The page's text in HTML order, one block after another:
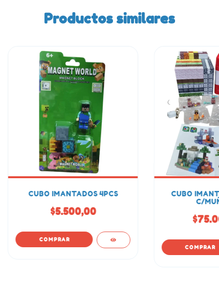
Productos similares
CUBO IMANTADOS 4PCS
$5.500,00
CUBO
C/